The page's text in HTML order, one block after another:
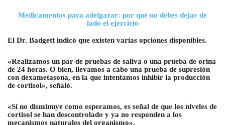
Medicamentos para adelgazar: por qué no debes dejar de
lado el ejercicio
El Dr. Badgett indicó que existen varias opciones disponibles.
«Realizamos un par de pruebas de saliva o una prueba de orina
de 24 horas. O bien, llevamos a cabo una prueba de supresión
con dexametasona, en la que intentamos inhibir la producción
de cortisol», señaló.
«Si no disminuye como esperamos, es señal de que los niveles de
cortisol se han descontrolado y ya no responden a los
mecanismos naturales del organismo».